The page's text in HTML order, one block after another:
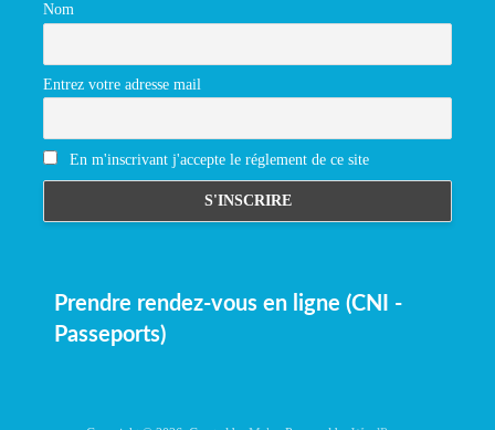
Nom
Entrez votre adresse mail
En m'inscrivant j'accepte le réglement de ce site
Prendre rendez-vous en ligne (CNI -
Passeports)